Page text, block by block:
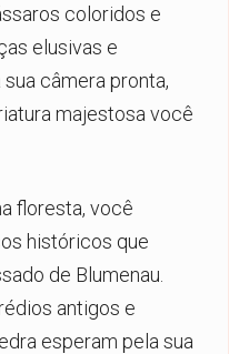
coloridos e
elusivas e
câmera pronta,
majestosa você
floresta, você
históricos que
de Blumenau.
antigos e
esperam pela sua